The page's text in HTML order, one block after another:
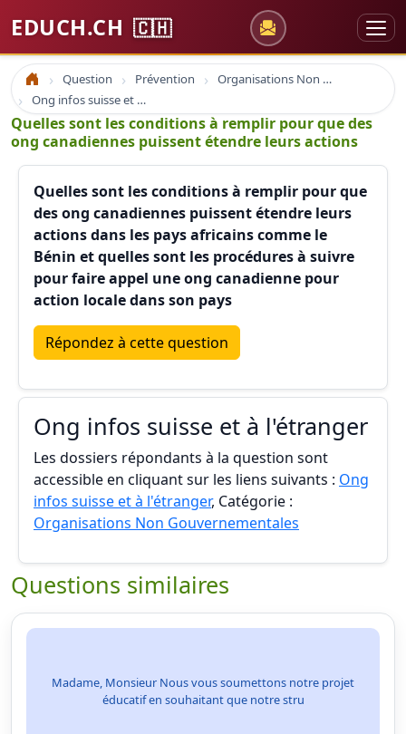
EDUCH.CH 🇨🇭
Accueil Question Prévention
Organisations Non Gouvernementales
Ong infos suisse et à l'étranger
Quelles sont les conditions à remplir pour que des
ong canadiennes puissent étendre leurs actions
Quelles sont les conditions à remplir pour que
des ong canadiennes puissent étendre leurs
actions dans les pays africains comme le
Bénin et quelles sont les procédures à suivre
pour faire appel une ong canadienne pour
action locale dans son pays
Répondez à cette question
Ong infos suisse et à l'étranger
Les dossiers répondants à la question sont
accessible en cliquant sur les liens suivants : Ong
infos suisse et à l'étranger, Catégorie :
Organisations Non Gouvernementales
Questions similaires
Madame, Monsieur Nous vous soumettons notre projet
éducatif en souhaitant que notre stru